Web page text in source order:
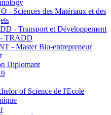
- Sciences des Matériaux et des
- Transport et Développement
TRADD
- Master Bio-entrepreneur
Diplomant
of Science de l'Ecole